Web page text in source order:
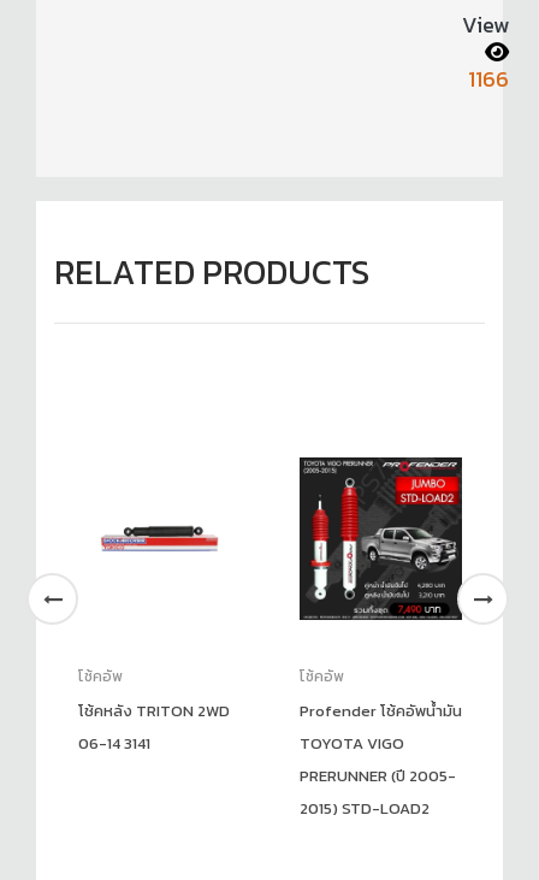
View
1166
RELATED PRODUCTS
โช้คอัพ
โช้คหลัง TRITON 2WD
06-14 3141
โช้คอัพ
Profender โช้คอัพน้ำมัน
TOYOTA VIGO
PRERUNNER (ปี 2005-
2015) STD-LOAD2